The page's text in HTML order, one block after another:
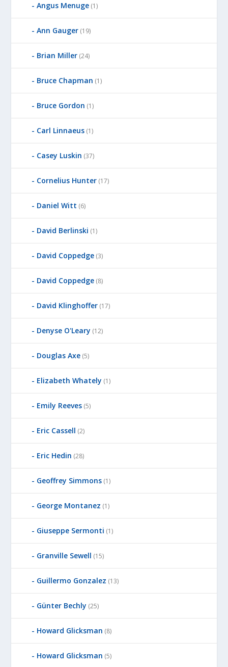
Angus Menuge (1)
Ann Gauger (19)
Brian Miller (24)
Bruce Chapman (1)
Bruce Gordon (1)
Carl Linnaeus (1)
Casey Luskin (37)
Cornelius Hunter (17)
Daniel Witt (6)
David Berlinski (1)
David Coppedge (3)
David Coppedge (8)
David Klinghoffer (17)
Denyse O'Leary (12)
Douglas Axe (5)
Elizabeth Whately (1)
Emily Reeves (5)
Eric Cassell (2)
Eric Hedin (28)
Geoffrey Simmons (1)
George Montanez (1)
Giuseppe Sermonti (1)
Granville Sewell (15)
Guillermo Gonzalez (13)
Günter Bechly (25)
Howard Glicksman (8)
Howard Glicksman (5)